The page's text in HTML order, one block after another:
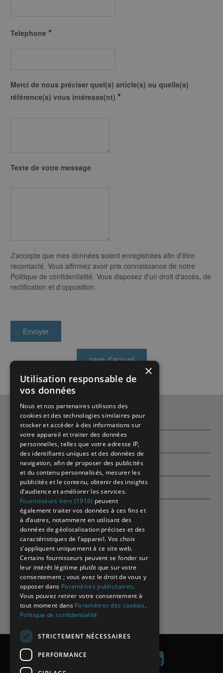
Telephone*
Merci de nous préciser quel(s) article(s) ou quelle(s)
référence(s) vous intéresse(nt)*
Texte de votre message
J'accepte que mes données soient enregistrées afin d'être
recontacté. Vous affirmez avoir pris connaissance de notre
Politique de confidentialité. Vous disposez d'un droit d'accès, de
rectification et d'opposition.
Qui sommes-nous ?
Partenaires
Contactez-nous
Echographes
×
Utilisation responsable de
vos données
Nous et nos partenaires utilisons des
cookies et des technologies similaires pour
stocker et accéder à des informations sur
votre appareil et traiter des données
personnelles, telles que votre adresse IP,
des identifiants uniques et des données de
navigation, afin de proposer des publicités
et du contenu personnalisés, mesurer les
publicités et le contenu, obtenir des insights
d’audience et améliorer les services.
Fournisseurs tiers (1916) peuvent
également traiter vos données à ces fins et
à d’autres, notamment en utilisant des
données de géolocalisation précises et des
caractéristiques de l’appareil. Vos choix
s’appliquent uniquement à ce site web.
Certains fournisseurs peuvent se fonder sur
leur intérêt légitime plutôt que sur votre
consentement ; vous avez le droit de vous y
opposer dans Paramètres publicitaires.
Vous pouvez retirer votre consentement à
tout moment dans Paramètres des cookies.
Politique de confidentialité
STRICTEMENT NÉCESSAIRES
PERFORMANCE